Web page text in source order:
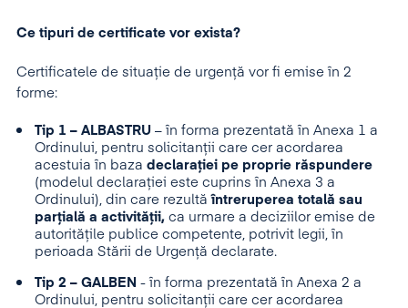
Ce tipuri de certificate vor exista?
Certificatele de situație de urgență vor fi emise în 2
forme:
Tip 1 – ALBASTRU – în forma prezentată în Anexa 1 a
Ordinului, pentru solicitanții care cer acordarea
acestuia în baza declarației pe proprie răspundere
(modelul declarației este cuprins în Anexa 3 a
Ordinului), din care rezultăîntreruperea totală sau
parțială a activității, ca urmare a deciziilor emise de
autoritățile publice competente, potrivit legii, în
perioada Stării de Urgență declarate.
Tip 2 – GALBEN - în forma prezentată în Anexa 2 a
Ordinului, pentru solicitanții care cer acordarea